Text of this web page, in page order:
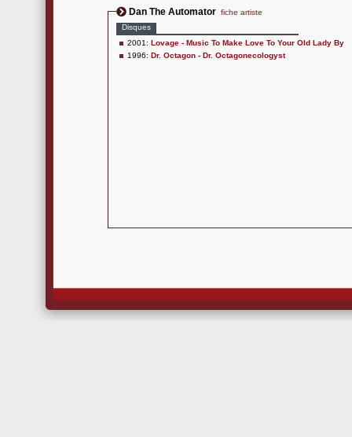
Dan The Automator fiche artiste
Disques
2001: Lovage - Music To Make Love To Your Old Lady By
1996: Dr. Octagon - Dr. Octagonecologyst